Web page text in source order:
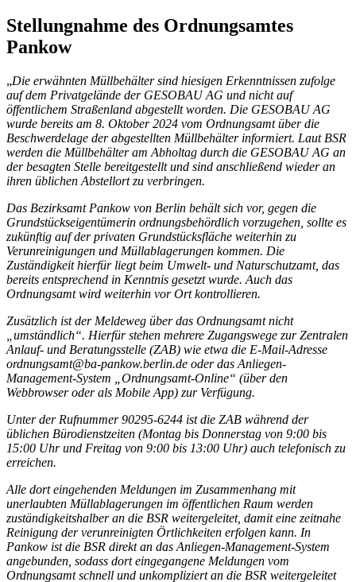
Stellungnahme des Ordnungsamtes
Pankow
„Die erwähnten Müllbehälter sind hiesigen Erkenntnissen zufolge
auf dem Privatgelände der GESOBAU AG und nicht auf
öffentlichem Straßenland abgestellt worden. Die GESOBAU AG
wurde bereits am 8. Oktober 2024 vom Ordnungsamt über die
Beschwerdelage der abgestellten Müllbehälter informiert. Laut BSR
werden die Müllbe­hälter am Abholtag durch die GESOBAU AG an
der besagten Stelle bereitgestellt und sind anschließend wieder an
ihren üblichen Abstellort zu verbringen.
Das Bezirksamt Pankow von Berlin behält sich vor, gegen die
Grundstückseigentümerin ordnungsbehördlich vorzugehen, sollte es
zukünftig auf der privaten Grundstücksfläche weiterhin zu
Verunreinigungen und Müllablage­rungen kommen. Die
Zuständigkeit hierfür liegt beim Umwelt- und Naturschutzamt, das
bereits entsprechend in Kenntnis gesetzt wurde. Auch das
Ordnungsamt wird weiterhin vor Ort kontrollieren.
Zusätzlich ist der Meldeweg über das Ordnungsamt nicht
„umständlich“. Hierfür stehen mehrere Zugangswege zur Zentralen
Anlauf- und Beratungsstelle (ZAB) wie etwa die E-Mail-Adresse
ordnungs­amt@ba-pankow.berlin.de oder das Anliegen-
Management-System „Ordnungsamt-Online“ (über den
Webbrowser oder als Mobile App) zur Verfügung.
Unter der Rufnummer 90295-6244 ist die ZAB während der
üblichen Büro­dienstzeiten (Montag bis Donnerstag von 9:00 bis
15:00 Uhr und Freitag von 9:00 bis 13:00 Uhr) auch telefonisch zu
erreichen.
Alle dort eingehenden Meldungen im Zusammenhang mit
unerlaubten Müllablagerungen im öffentlichen Raum werden
zuständigkeitshalber an die BSR weitergeleitet, damit eine zeitnahe
Reinigung der verunreinigten Örtlichkeiten erfolgen kann. In
Pankow ist die BSR direkt an das Anliegen-Management-System
angebunden, sodass dort eingegangene Meldungen vom
Ordnungsamt schnell und unkompliziert an die BSR weitergeleitet